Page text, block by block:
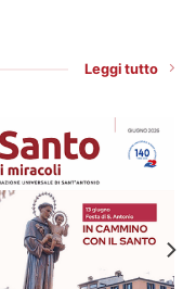
Leggi tutto